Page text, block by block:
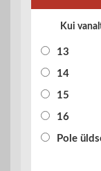
Kui
13
14
15
16
Pole